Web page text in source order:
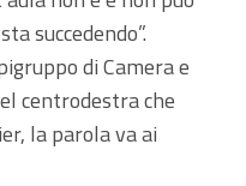
succedendo”.
di Camera e
centrodestra che
la parola va ai